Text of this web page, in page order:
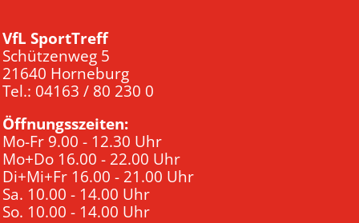
VfL SportTreff
Schützenweg 5
21640 Horneburg
Tel.: 04163 / 80 230 0
Öffnungsszeiten:
Mo-Fr 9.00 - 12.30 Uhr
Mo+Do 16.00 - 22.00 Uhr
Di+Mi+Fr 16.00 - 21.00 Uhr
Sa. 10.00 - 14.00 Uhr
So. 10.00 - 14.00 Uhr